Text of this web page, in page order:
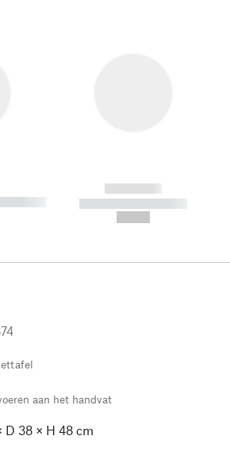
------------
----------- -----------
aan het handvat
D 38 × H 48 cm